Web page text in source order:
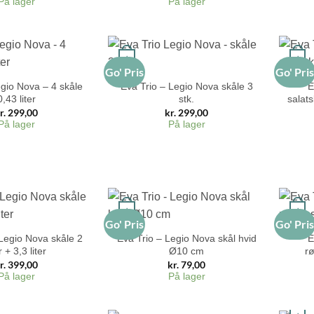
Nova – 4 skåle
liter
299,00
lager
Go' Pris
+
Eva Trio – Legio Nova skåle 3
stk.
kr. 299,00
På lager
Go' Pris
+
Nova skåle 2
+ 3,3 liter
399,00
lager
Go' Pris
+
Eva Trio – Legio Nova skål hvid
Ø10 cm
kr.79,00
På lager
Go' Pris
+